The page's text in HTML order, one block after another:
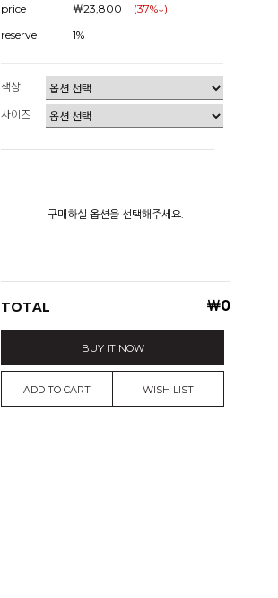
price
￦23,800 (37%↓)
reserve
1%
색상
사이즈
구매하실 옵션을 선택해주세요.
TOTAL ￦0
BUY IT NOW
ADD TO CART WISH LIST